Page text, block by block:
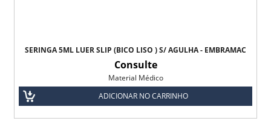
SERINGA 5ML LUER SLIP (BICO LISO ) S/ AGULHA - EMBRAMAC
Consulte
Material Médico
ADICIONAR NO CARRINHO